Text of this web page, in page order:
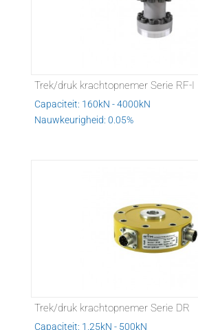
Trek/druk krachtopnemer Serie RF-I
Capaciteit: 160kN - 4000kN
Nauwkeurigheid: 0.05%
Trek/druk krachtopnemer Serie DR
Capaciteit: 1.25kN - 500kN